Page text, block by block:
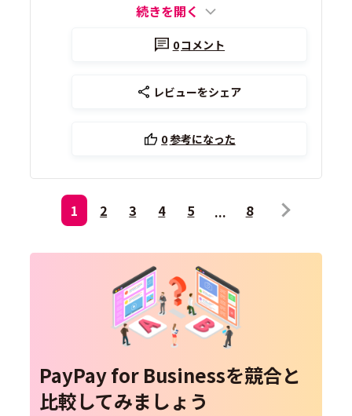
続きを開く
0コメント
レビューをシェア
0参考になった
1 2 3 4 5 8
PayPay for Businessを競合と
比較してみましょう